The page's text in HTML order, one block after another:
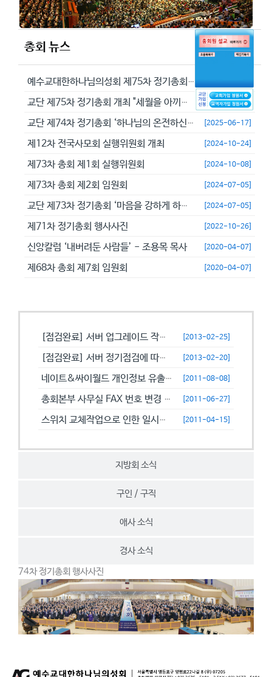
총회 뉴스
예수교대한하나님의성회 제75차 정기총회에서 정동수 목사를 이단으로 결의... [2026-05-29]
교단 제75차 정기총회 개최 "세월을 아끼라 때가 악하니라"(엡 5:16... [2026-05-23]
교단 제74차 정기총회 ‘하나님의 온전하신 뜻을 분별하자’ [2025-06-17]
제12차 전국사모회 실행위원회 개최 [2024-10-24]
제73차 총회 제1회 실행위원회 [2024-10-08]
제73차 총회 제2회 임원회 [2024-07-05]
교단 제73차 정기총회 ‘마음을 강하게 하고 극히 담대히 하라’ [2024-07-05]
제71차 정기총회 행사사진 [2022-10-26]
신앙칼럼 ‘내버려둔 사람들’ - 조용목 목사 [2020-04-07]
제68차 총회 제7회 임원회 [2020-04-07]
지방회 소식
구인 / 구직
애사 소식
경사 소식
[점검완료] 서버 업그레이드 작업으로 일시적으로 사용이 불안정할수 있습니... [2013-02-25]
[점검완료] 서버 정기점검에 따른 이용 제한 안내 [2013-02-20]
네이트&싸이월드 개인정보 유출에 따른 비밀번호 변경 캠페인! [2011-08-08]
총회본부 사무실 FAX 번호 변경 안내 [2011-06-27]
스위치 교체작업으로 인한 일시접속제한 안내 [2011-04-15]
74차 정기총회 행사사진